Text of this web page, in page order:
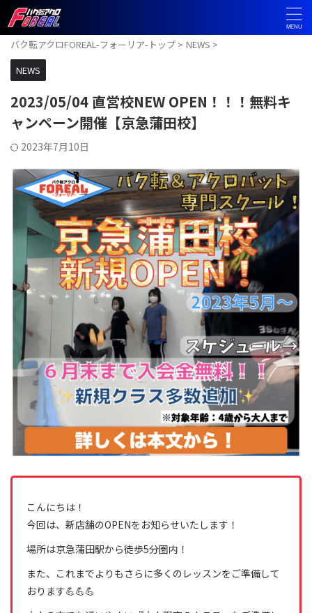
バク転アクロFOREAL-フォーリア-トップ > NEWS >
NEWS
2023/05/04 直営校NEW OPEN！！！無料キ
ャンペーン開催【京急蒲田校】
2023年7月10日
こんにちは！
今回は、新店舗のOPENをお知らせいたします！
場所は京急蒲田駅から徒歩5分圏内！
また、これまでよりもさらに多くのレッスンをご準備して
おります💪💪💪